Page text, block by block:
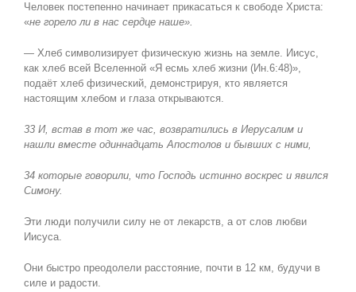
Человек постепенно начинает прикасаться к свободе Христа:
«не горело ли в нас сердце наше».
— Хлеб символизирует физическую жизнь на земле. Иисус,
как хлеб всей Вселенной «Я есмь хлеб жизни (Ин.6:48)»,
подаёт хлеб физический, демонстрируя, кто является
настоящим хлебом и глаза открываются.
33 И, встав в тот же час, возвратились в Иерусалим и
нашли вместе одиннадцать Апостолов и бывших с ними,
34 которые говорили, что Господь истинно воскрес и явился
Симону.
Эти люди получили силу не от лекарств, а от слов любви
Иисуса.
Они быстро преодолели расстояние, почти в 12 км, будучи в
силе и радости.